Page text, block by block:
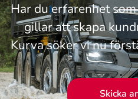
Har du erfarenhet
gillar att skapa
Kurva söker vi nu
Skicka